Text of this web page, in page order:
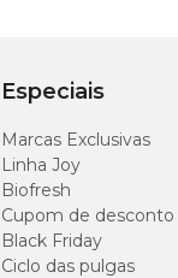
Especiais
Marcas Exclusivas
Linha Joy
Biofresh
Cupom de desconto
Black Friday
Ciclo das pulgas